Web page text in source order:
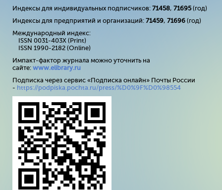
Индексы для индивидуальных подписчиков: 71458, 71695(год)
Индексы для предприятий и организаций: 71459, 71696 (год)
Международный индекс:
ISSN 0031-403X (Print)
ISSN 1990-2182 (Online)
Импакт-фактор журнала можно уточнить на
сайте: www.elibrary.ru
Подписка через сервис «Подписка онлайн» Почты России
- https://podpiska.pochta.ru/press/%D0%9F%D0%98554